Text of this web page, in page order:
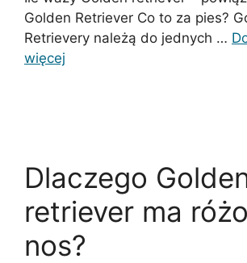
Golden Retriever Co to za pies?
Retrievery należą do jednych …
więcej
Dlaczego
retriever ma
nos?